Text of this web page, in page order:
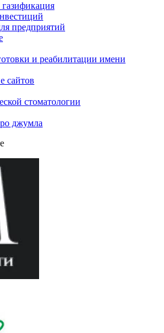
предприятий
и реабилитации имени
сайтов
стоматологии
джумла